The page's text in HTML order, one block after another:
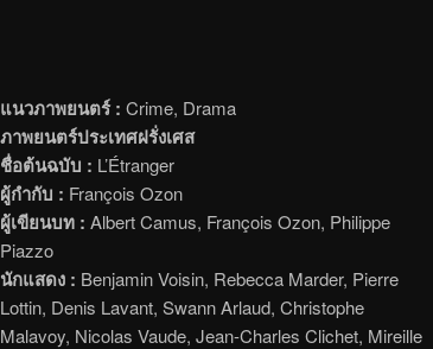
แนวภาพยนตร์ : Crime, Drama
ภาพยนตร์ประเทศฝรั่งเศส
ชื่อต้นฉบับ : L’Étranger
ผู้กำกับ : François Ozon
ผู้เขียนบท : Albert Camus, François Ozon, Philippe
Piazzo
นักแสดง : Benjamin Voisin, Rebecca Marder, Pierre
Lottin, Denis Lavant, Swann Arlaud, Christophe
Malavoy, Nicolas Vaude, Jean-Charles Clichet, Mireille